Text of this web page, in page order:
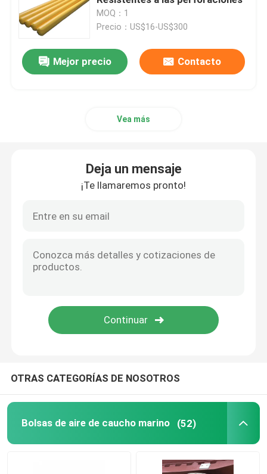
Sacos hinchables de lanzamiento de la nave
Balón de lanzamiento de buque
Tubos de rescate inflables
Accesorios para el aire
Bolsas de aire inflables de uso pesado
Nave de lanzamiento de bolsas de aire
Bolsas de aire para barcos
Bolsas de flotabilidad
MOQ：1
Precio：US$16-US$300
Mejor precio Contacto
Vea más
Deja un mensaje
¡Te llamaremos pronto!
OTRAS CATEGORÍAS DE NOSOTROS
Bolsas de aire de caucho marino (52)